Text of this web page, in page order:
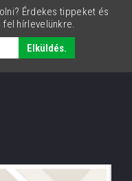
Érdekes tippeket és
fel hírlevelünkre.
Elküldés.